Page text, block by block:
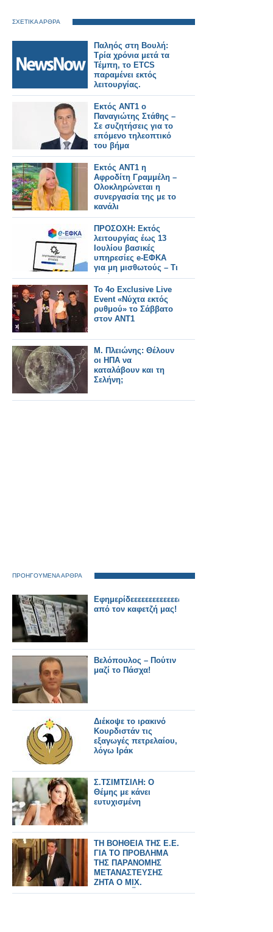
ΣΧΕΤΙΚΑ ΑΡΘΡΑ
Παληός στη Βουλή:
Τρία χρόνια μετά τα
Τέμπη, το ETCS
παραμένει εκτός
λειτουργίας.
Εκτός ΑΝΤ1 ο
Παναγιώτης Στάθης –
Σε συζητήσεις για το
επόμενο τηλεοπτικό
του βήμα
Εκτός ΑΝΤ1 η
Αφροδίτη Γραμμέλη –
Ολοκληρώνεται η
συνεργασία της με το
κανάλι
ΠΡΟΣΟΧΗ: Εκτός
λειτουργίας έως 13
Ιουλίου βασικές
υπηρεσίες e-ΕΦΚΑ
για μη μισθωτούς – Τι
ισχύει για τους
φαρμακοποιούς
Το 4ο Exclusive Live
Event «Νύχτα εκτός
ρυθμού» το Σάββατο
στον ΑΝΤ1
Μ. Πλειώνης: Θέλουν
οι ΗΠΑ να
καταλάβουν και τη
Σελήνη;
ΠΡΟΗΓΟΥΜΕΝΑ ΑΡΘΡΑ
Εφημερίδεεεεεεεεεεεεες
από τον καφετζή μας!
Βελόπουλος – Πούτιν
μαζί το Πάσχα!
Διέκοψε το ιρακινό
Κουρδιστάν τις
εξαγωγές πετρελαίου,
λόγω Ιράκ
Σ.ΤΣΙΜΤΣΙΛΗ: Ο
Θέμης με κάνει
ευτυχισμένη
ΤΗ ΒΟΗΘΕΙΑ ΤΗΣ Ε.Ε.
ΓΙΑ ΤΟ ΠΡΟΒΛΗΜΑ
ΤΗΣ ΠΑΡΑΝΟΜΗΣ
ΜΕΤΑΝΑΣΤΕΥΣΗΣ
ΖΗΤΑ Ο ΜΙΧ.
ΧΡΥΣΟΧΟΪΔΗΣ